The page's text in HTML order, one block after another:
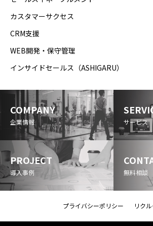
カスタマーサクセス
CRM支援
WEB開発・保守管理
インサイドセールス（ASHIGARU）
COMPANY
企業情報 サービス
PROJECT
導入事例 無料相談
プライバシーポリシー リク